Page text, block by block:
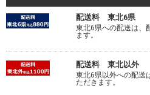
配送料 東北6県
東北6県への配送は、
ます。
配送料 東北以外
東北6県以外への配送
ただきます。